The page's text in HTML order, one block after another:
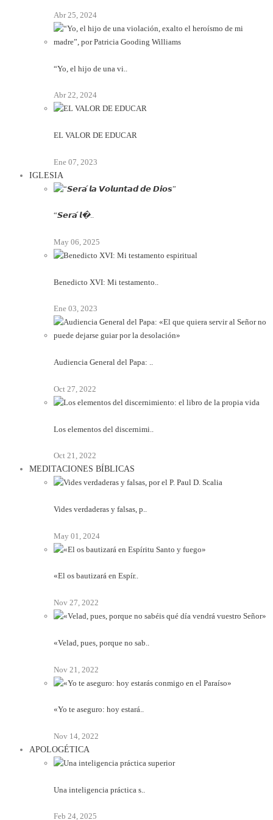
Abr 25, 2024
“Yo, el hijo de una vi..
Abr 22, 2024
EL VALOR DE EDUCAR
Ene 07, 2023
IGLESIA
“𝙎𝙚𝙧𝙖́ 𝙡�..
May 06, 2025
Benedicto XVI: Mi testamento..
Ene 03, 2023
Audiencia General del Papa: ..
Oct 27, 2022
Los elementos del discernimi..
Oct 21, 2022
MEDITACIONES BÍBLICAS
Vides verdaderas y falsas, p..
May 01, 2024
«El os bautizará en Espír..
Nov 27, 2022
«Velad, pues, porque no sab..
Nov 21, 2022
«Yo te aseguro: hoy estará..
Nov 14, 2022
APOLOGÉTICA
Una inteligencia práctica s..
Feb 24, 2025